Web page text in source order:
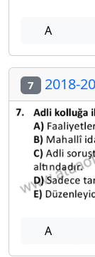
A
7 2018-
A